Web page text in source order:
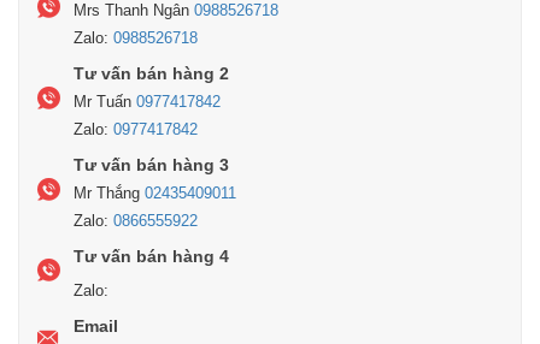
Mrs Thanh Ngân 0988526718
Zalo: 0988526718
Tư vấn bán hàng 2
Mr Tuấn 0977417842
Zalo: 0977417842
Tư vấn bán hàng 3
Mr Thắng 02435409011
Zalo: 0866555922
Tư vấn bán hàng 4
Zalo:
Email